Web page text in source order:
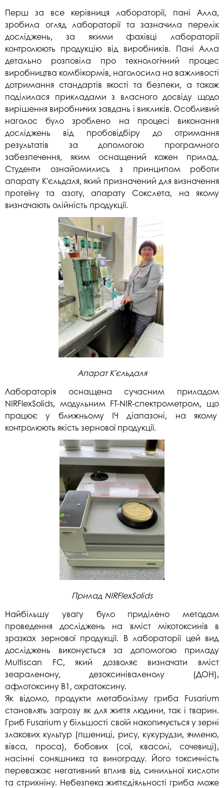
Перш за все керівниця лабораторії, пані Алла,
зробила огляд лабораторії та зазначила перелік
досліджень, за якими фахівці лабораторії
контролюють продукцію від виробників. Пані Алла
детально розповіла про технологічний процес
виробництва комбікормів, наголосила на важливості
дотримання стандартів якості та безпеки, а також
поділилася прикладами з власного досвіду щодо
вирішення виробничих завдань і викликів. Особливий
наголос було зроблено на процесі виконання
досліджень від пробовідбіру до отримання
результатів за допомогою програмного
забезпечення, яким оснащений кожен прилад.
Студенти ознайомились з принципом роботи
апарату К'єльдаля, який призначений для визначення
протеїну та азоту, апарату Сокслета, на якому
визначають олійність продукції.
Апарат К'єльдаля
Лабораторія оснащена сучасним приладом
NIRFlexSolids, модульним FT-NIR-спектрометром, що
працює у ближньому ІЧ діапазоні, на якому
контролюють якість зернової продукції.
Прилад NIRFlexSolids
Найбільшу увагу було приділено методам
проведення досліджень на вміст мікотоксинів в
зразках зернової продукції. В лабораторії цей вид
досліджень виконується за допомогою приладу
Multiscan FC, який дозволяє визначати вміст
зеараленону, дезоксиніваленолу (ДОН),
афлотоксину В1, охратоксину.
Як відомо, продукти метаболізму гриба Fusarium
становлять загрозу як для життя людини, так і тварин.
Гриб Fusarium у більшості своїй накопичується у зерні
злакових культур (пшениці, рису, кукурудзи, ячменю,
вівса, проса), бобових (сої, квасолі, сочевиці),
насінні соняшника та винограду. Його токсичність
переважає негативний вплив від синильної кислоти
та стрихніну. Небезпека життєдіяльності гриба може